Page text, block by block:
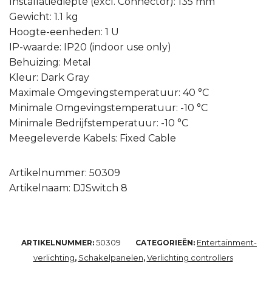
Gewicht: 1.1 kg
Hoogte-eenheden: 1 U
IP-waarde: IP20 (indoor use only)
Behuizing: Metal
Kleur: Dark Gray
Maximale Omgevingstemperatuur: 40 °C
Minimale Omgevingstemperatuur: -10 °C
Minimale Bedrijfstemperatuur: -10 °C
Meegeleverde Kabels: Fixed Cable
Artikelnummer: 50309
Artikelnaam: DJSwitch 8
ARTIKELNUMMER: 50309 CATEGORIEËN: Entertainment-
verlichting, Schakelpanelen, Verlichting controllers